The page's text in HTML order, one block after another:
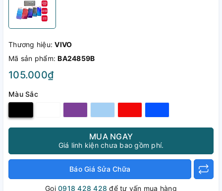
Thương hiệu:VIVO
Mã sản phẩm:BA24859B
105.000₫
Màu Sắc
MUA NGAY
Giá linh kiện chưa bao gồm phí.
Báo Giá Sửa Chữa
Gọi0918 428 428 để tư vấn mua hàng